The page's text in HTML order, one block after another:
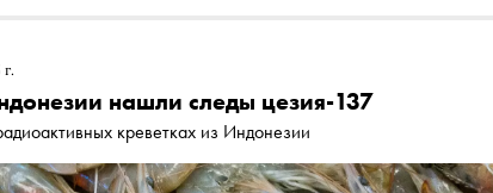
нашли следы цезия-137
креветках из Индонезии